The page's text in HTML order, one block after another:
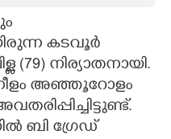
കടവൂർ
നിര്യാതനായി.
അഞ്ഞൂറോളം
ബി ഗ്രേഡ്